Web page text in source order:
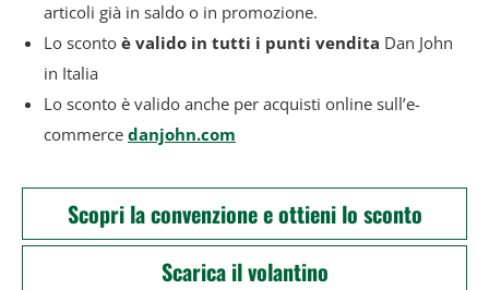
articoli già in saldo o in promozione.
Lo sconto è valido in tutti i punti vendita Dan John
in Italia
Lo sconto è valido anche per acquisti online sull’e-
commerce danjohn.com
Scopri la convenzione e ottieni lo sconto
Scarica il volantino